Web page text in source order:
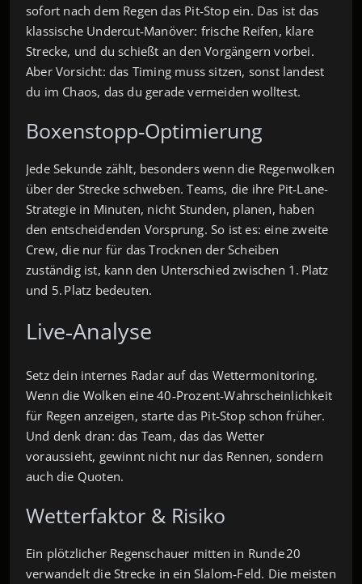
sofort nach dem Regen das Pit‑Stop ein. Das ist das
klassische Under­cut‑Manöver: frische Reifen, klare
Strecke, und du schießt an den Vorgängern vorbei.
Aber Vorsicht: das Timing muss sitzen, sonst landest
du im Chaos, das du gerade vermeiden wolltest.
Boxenstopp‑Optimierung
Jede Sekunde zählt, besonders wenn die Regenwolken
über der Strecke schweben. Teams, die ihre Pit‑Lane-
Strategie in Minuten, nicht Stunden, planen, haben
den entscheidenden Vorsprung. So ist es: eine zweite
Crew, die nur für das Trocknen der Scheiben
zuständig ist, kann den Unterschied zwischen 1. Platz
und 5. Platz bedeuten.
Live‑Analyse
Setz dein internes Radar auf das Wettermonitoring.
Wenn die Wolken eine 40‑Prozent‑Wahrscheinlichkeit
für Regen anzeigen, starte das Pit‑Stop schon früher.
Und denk dran: das Team, das das Wetter
voraussieht, gewinnt nicht nur das Rennen, sondern
auch die Quoten.
Wetterfaktor & Risiko
Ein plötzlicher Regenschauer mitten in Runde 20
verwandelt die Strecke in ein Slalom‑Feld. Die meisten